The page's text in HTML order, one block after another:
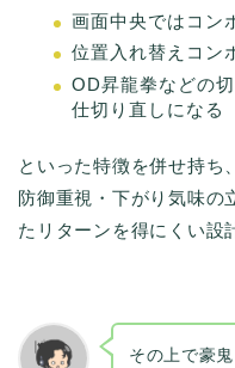
画面中央ではコン
位置入れ替えコン
OD昇龍拳などの
仕切り直しになる
といった特徴を併せ持ち、
防御重視・下がり気味の
たリターンを得にくい設
その上で豪